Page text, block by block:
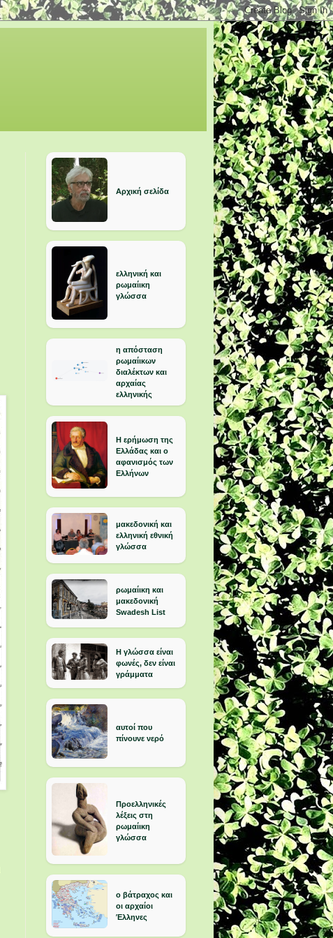
Αρχική σελίδα
ελληνική και
ρωμαίικη
γλώσσα
η απόσταση
ρωμαίικων
διαλέκτων και
αρχαίας
ελληνικής
Η ερήμωση της
Ελλάδας και ο
αφανισμός των
Ελλήνων
μακεδονική και
ελληνική εθνική
γλώσσα
ρωμαίικη και
μακεδονική
Swadesh List
Η γλώσσα είναι
φωνές, δεν είναι
γράμματα
αυτοί που
πίνουνε νερό
Προελληνικές
λέξεις στη
ρωμαίικη
γλώσσα
ο βάτραχος και
οι αρχαίοι
Έλληνες